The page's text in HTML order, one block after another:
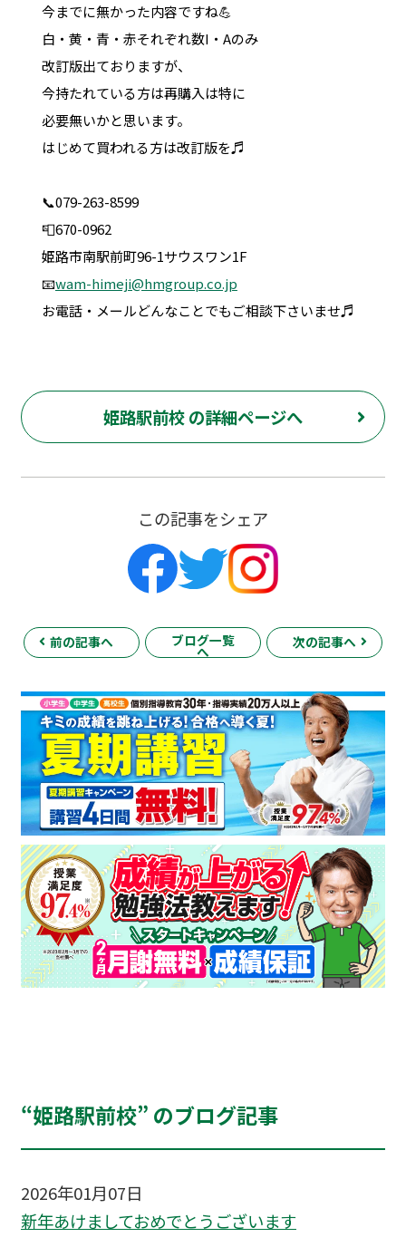
今までに無かった内容ですね💪
白・黄・青・赤それぞれ数I・Aのみ
改訂版出ておりますが、
今持たれている方は再購入は特に
必要無いかと思います。
はじめて買われる方は改訂版を♬
📞079-263-8599
📮670-0962
姫路市南駅前町96-1サウスワン1F
📧wam-himeji@hmgroup.co.jp
お電話・メールどんなことでもご相談下さいませ♬
姫路駅前校 の詳細ページへ
この記事をシェア
前の記事へ ブログ一覧
へ
次の記事へ
“姫路駅前校” のブログ記事
2026年01月07日
新年あけましておめでとうございます